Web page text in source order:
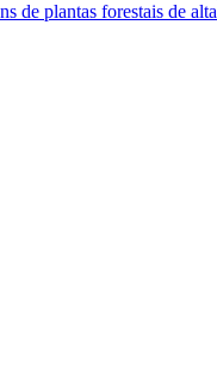
de plantas forestais de